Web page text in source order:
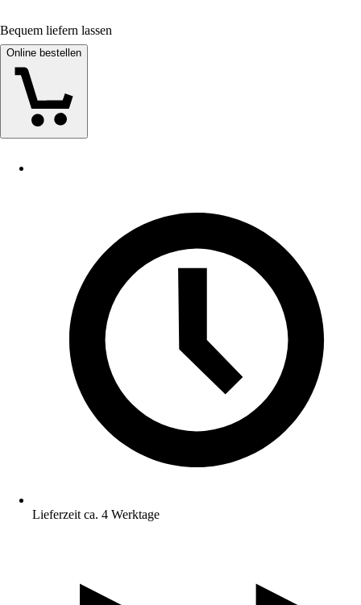
Bequem liefern lassen
Online bestellen
Lieferzeit ca. 4 Werktage